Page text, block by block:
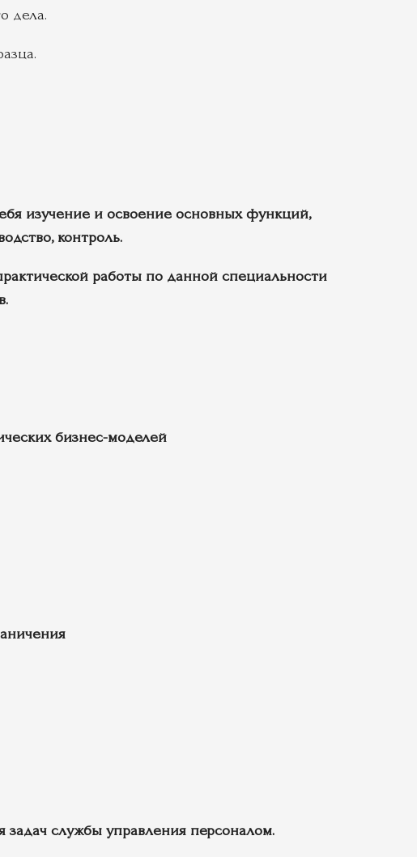
дела.
изучение и освоение основных функций,
контроль.
работы по данной специальности
бизнес-моделей
службы управления персоналом.